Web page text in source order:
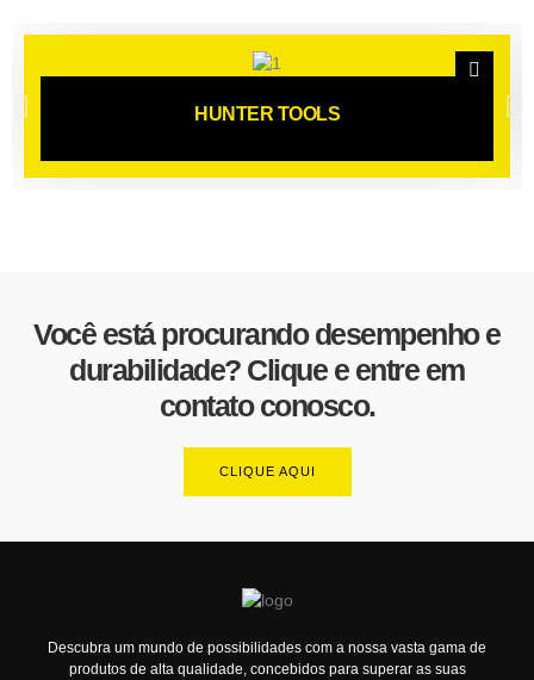
HUNTER TOOLS
Você está procurando desempenho e
durabilidade? Clique e entre em
contato conosco.
CLIQUE AQUI
Descubra um mundo de possibilidades com a nossa vasta gama de
produtos de alta qualidade, concebidos para superar as suas